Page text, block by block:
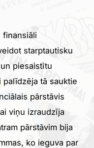
finansiāli
starptautisku
piesaistītu
palīdzēja tā sauktie
pārstāvis
viņu izraudzīja
pārstāvim bija
ko ieguva par